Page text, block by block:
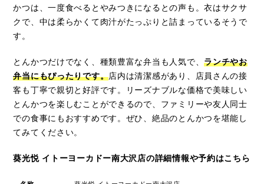
かつは、一度食べるとやみつきになるとの声も。衣はサクサ
クで、中は柔らかくて肉汁がたっぷりと詰まっているそうで
す。
とんかつだけでなく、種類豊富な弁当も人気で、ランチやお
弁当にもぴったりです。店内は清潔感があり、店員さんの接
客も丁寧で親切と好評です。リーズナブルな価格で美味しい
とんかつを楽しむことができるので、ファミリーや友人同士
での食事にもおすすめです。ぜひ、絶品のとんかつを堪能し
てみてください。
葵光悦 イトーヨーカドー南大沢店の詳細情報や予約はこちら